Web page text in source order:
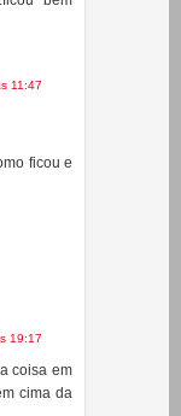
força
escova
bem
11:47
19:17